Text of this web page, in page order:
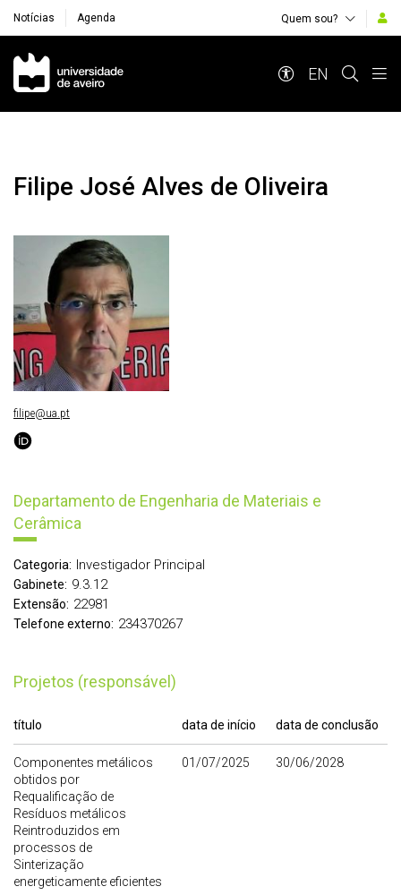
Notícias Agenda Quem sou?
Navegação Principal
EN
Filipe José Alves de Oliveira
Departamento de Engenharia de Materiais e
Cerâmica
Categoria: Investigador Principal
Gabinete: 9.3.12
Extensão: 22981
Telefone externo: 234370267
Projetos (responsável)
título data de início data de conclusão
Componentes metálicos
obtidos por
Requalificação de
Resíduos metálicos
Reintroduzidos em
processos de
Sinterização
energeticamente eficientes
01/07/2025 30/06/2028
filipe@ua.pt